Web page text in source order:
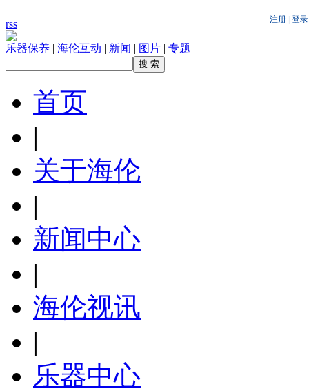
rss
乐器保养 | 海伦互动 | 新闻 | 图片 | 专题
首页
|
关于海伦
|
新闻中心
|
海伦视讯
|
乐器中心